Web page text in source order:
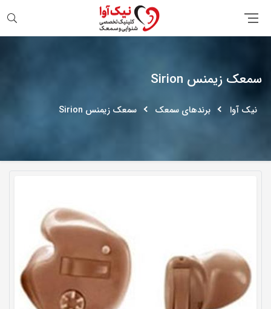
سمعک زیمنس Sirion
نیک آوا برندهای سمعک سمعک زیمنس Sirion